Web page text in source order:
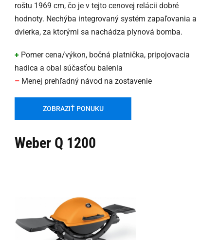
roštu 1969 cm, čo je v tejto cenovej relácii dobré
hodnoty. Nechýba integrovaný systém zapaľovania a
dvierka, za ktorými sa nachádza plynová bomba.
+ Pomer cena/výkon, bočná platnička, pripojovacia
hadica a obal súčasťou balenia
– Menej prehľadný návod na zostavenie
ZOBRAZIŤ PONUKU
Weber Q 1200